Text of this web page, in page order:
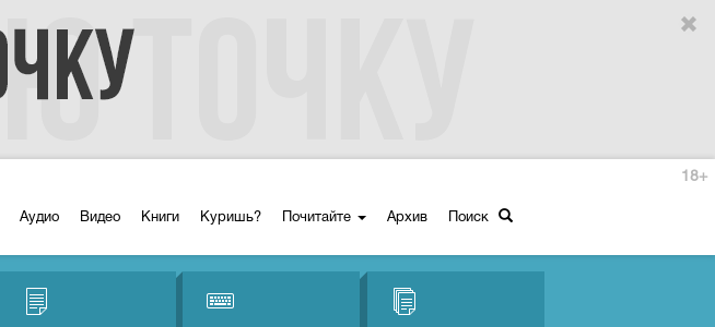
Аудио Видео Книги Куришь? Почитайте Архив Поиск
18+